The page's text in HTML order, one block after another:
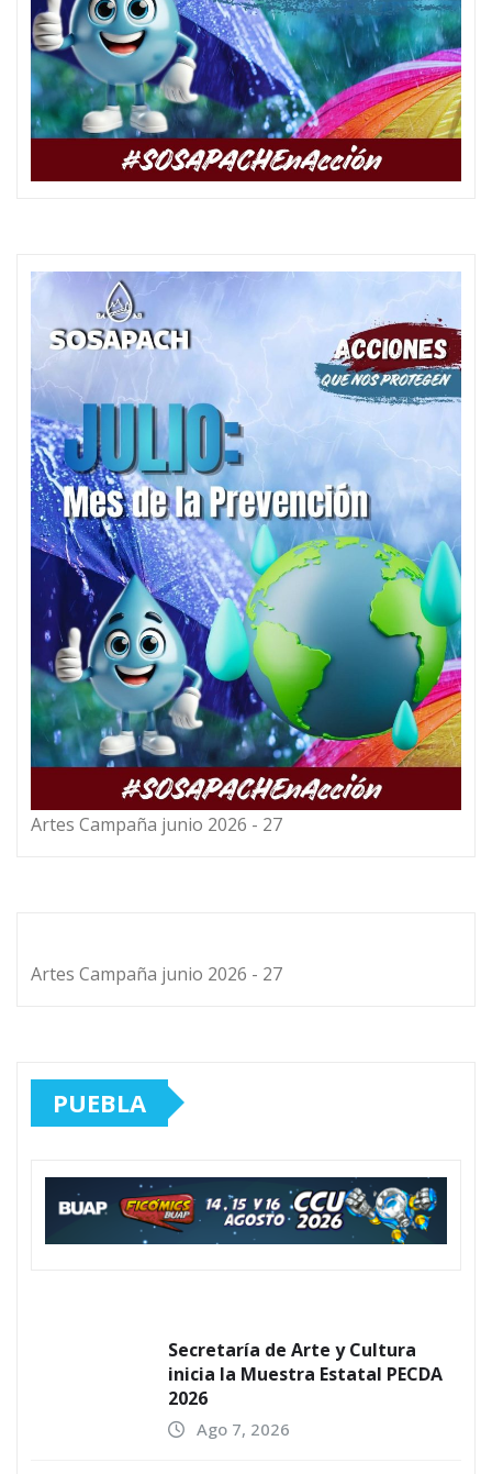
Artes Campaña junio 2026 - 27
Artes Campaña junio 2026 - 27
PUEBLA
Secretaría de Arte y Cultura
inicia la Muestra Estatal PECDA
2026
Ago 7, 2026